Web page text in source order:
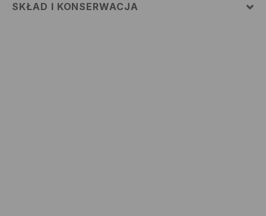
SKŁAD I KONSERWACJA